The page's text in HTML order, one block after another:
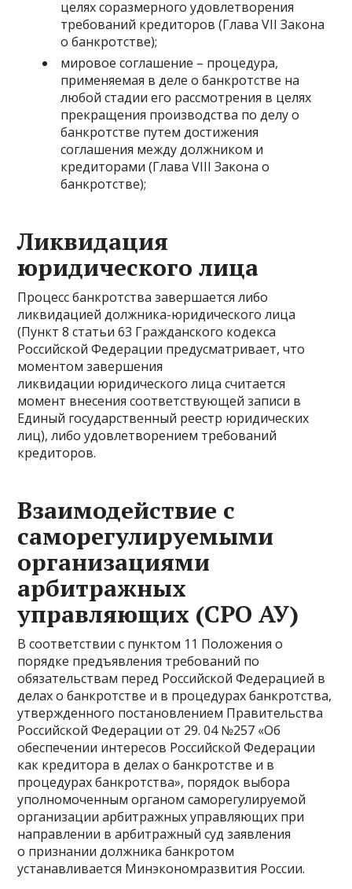
целях соразмерного удовлетворения
требований кредиторов (Глава VII Закона
о банкротстве);
мировое соглашение – процедура,
применяемая в деле о банкротстве на
любой стадии его рассмотрения в целях
прекращения производства по делу о
банкротстве путем достижения
соглашения между должником и
кредиторами (Глава VIII Закона о
банкротстве);
Ликвидация
юридического лица
Процесс банкротства завершается либо
ликвидацией должника-юридического лица
(Пункт 8 статьи 63 Гражданского кодекса
Российской Федерации предусматривает, что
моментом завершения
ликвидации юридического лица считается
момент внесения соответствующей записи в
Единый государственный реестр юридических
лиц), либо удовлетворением требований
кредиторов.
Взаимодействие с
саморегулируемыми
организациями
арбитражных
управляющих (СРО АУ)
В соответствии с пунктом 11 Положения о
порядке предъявления требований по
обязательствам перед Российской Федерацией в
делах о банкротстве и в процедурах банкротства,
утвержденного постановлением Правительства
Российской Федерации от 29. 04 №257 «Об
обеспечении интересов Российской Федерации
как кредитора в делах о банкротстве и в
процедурах банкротства», порядок выбора
уполномоченным органом саморегулируемой
организации арбитражных управляющих при
направлении в арбитражный суд заявления
о признании должника банкротом
устанавливается Минэкономразвития России.